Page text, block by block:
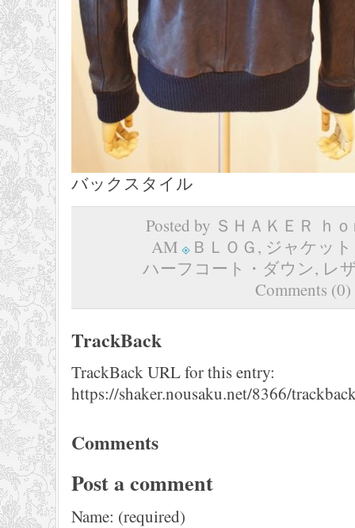
バックスタイル
Posted by ＳＨＡＫＥＲ ｈ
AM
ＢＬＯＧ, ジャケッ
ハーフコート・ダウン, レ
Comments (0)
TrackBack
TrackBack URL for this entry:
https://shaker.nousaku.net/8366/
Comments
Post a comment
Name: (required)